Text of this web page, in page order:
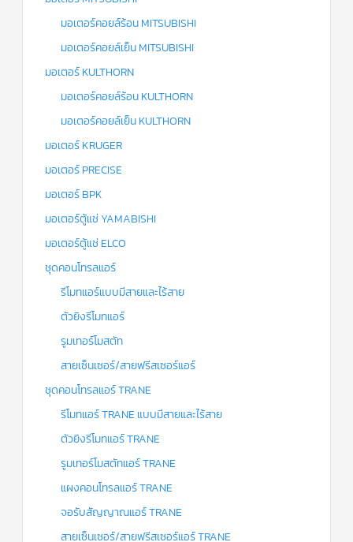
มอเตอร์คอยล์ร้อน MITSUBISHI
มอเตอร์คอยล์เย็น MITSUBISHI
มอเตอร์ KULTHORN
มอเตอร์คอยล์ร้อน KULTHORN
มอเตอร์คอยล์เย็น KULTHORN
มอเตอร์ KRUGER
มอเตอร์ PRECISE
มอเตอร์ BPK
มอเตอร์ตู้แช่ YAMABISHI
มอเตอร์ตู้แช่ ELCO
ชุดคอนโทรลแอร์
รีโมทแอร์แบบมีสายและไร้สาย
ตัวยิงรีโมทแอร์
รูมเทอร์โมสตัท
สายเซ็นเซอร์/สายฟรีสเซอร์แอร์
ชุดคอนโทรลแอร์ TRANE
รีโมทแอร์ TRANE แบบมีสายและไร้สาย
ตัวยิงรีโมทแอร์ TRANE
รูมเทอร์โมสตัทแอร์ TRANE
แผงคอนโทรลแอร์ TRANE
จอรับสัญญาณแอร์ TRANE
สายเซ็นเซอร์/สายฟรีสเซอร์แอร์ TRANE